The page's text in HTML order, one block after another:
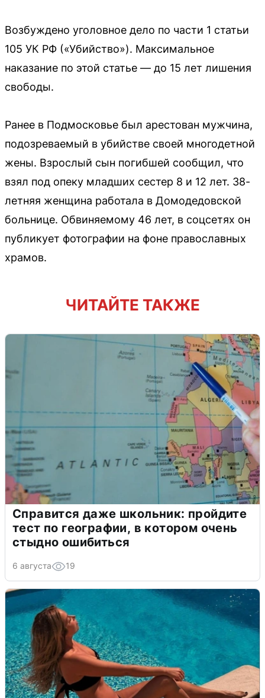
Возбуждено уголовное дело по части 1 статьи
105 УК РФ («Убийство»). Максимальное
наказание по этой статье — до 15 лет лишения
свободы.
Ранее в Подмосковье был арестован мужчина,
подозреваемый в убийстве своей многодетной
жены. Взрослый сын погибшей сообщил, что
взял под опеку младших сестер 8 и 12 лет. 38-
летняя женщина работала в Домодедовской
больнице. Обвиняемому 46 лет, в соцсетях он
публикует фотографии на фоне православных
храмов.
ЧИТАЙТЕ ТАКЖЕ
Справится даже школьник: пройдите
тест по географии, в котором очень
стыдно ошибиться
6 августа 19